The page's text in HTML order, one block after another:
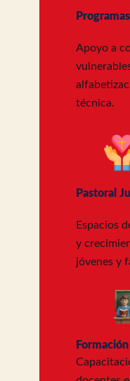
Apoyo a
técnica.
Pastoral
Espacios
y
jóvenes y